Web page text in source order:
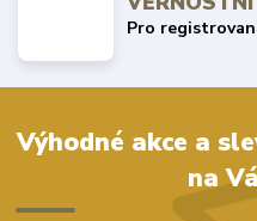
Pro
Výhodné akce a
na